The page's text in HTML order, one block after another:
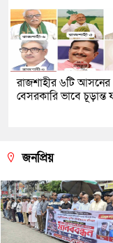
রাজশাহীর ৬টি আসনের
বেসরকারি ভাবে
জনপ্রিয়